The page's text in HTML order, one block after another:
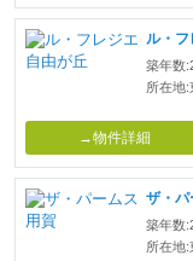
ル・
築年数
所在地:
→物件詳細
ザ・パ
築年数
所在地